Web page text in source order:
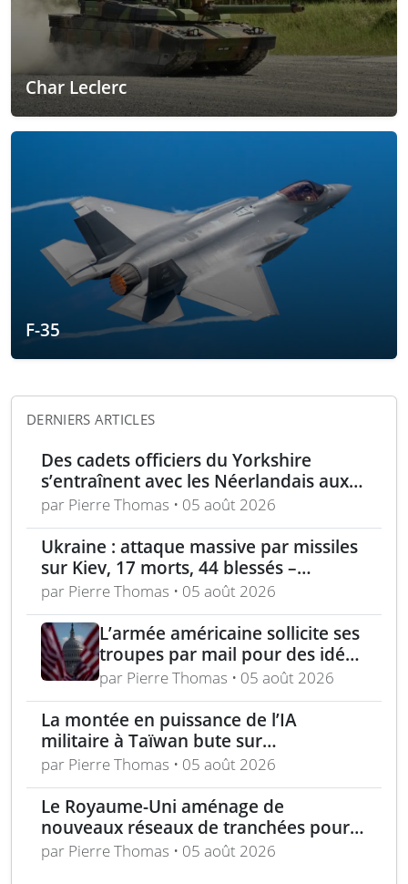
Char Leclerc
F-35
DERNIERS ARTICLES
Des cadets officiers du Yorkshire
s’entraînent avec les Néerlandais aux
Pays-Bas
par Pierre Thomas • 05 août 2026
Ukraine : attaque massive par missiles
sur Kiev, 17 morts, 44 blessés –
incendie au centre logistique
Wildberries près de Moscou
par Pierre Thomas • 05 août 2026
L’armée américaine sollicite ses
troupes par mail pour des idées
afin de « faire pression et punir
» l’Iran
par Pierre Thomas • 05 août 2026
La montée en puissance de l’IA
militaire à Taïwan bute sur
d’importants défis d’intégration
par Pierre Thomas • 05 août 2026
Le Royaume-Uni aménage de
nouveaux réseaux de tranchées pour
moderniser la formation militaire
par Pierre Thomas • 05 août 2026